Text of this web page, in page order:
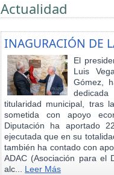
Actualidad
INAGURACIÓN DE
El
Luis
Gómez,
titularidad municipal, tras
sometida con apoyo
Diputación ha aportado
ejecutada que en su
también ha contado con
ADAC (Asociación para el
alc... Leer Más